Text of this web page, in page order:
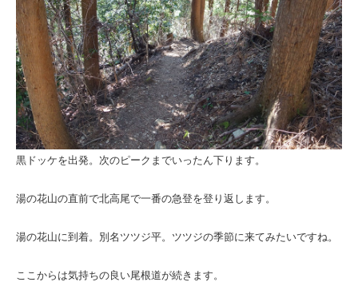
黒ドッケを出発。次のピークまでいったん下ります。
湯の花山の直前で北高尾で一番の急登を登り返します。
湯の花山に到着。別名ツツジ平。ツツジの季節に来てみたいですね。
ここからは気持ちの良い尾根道が続きます。